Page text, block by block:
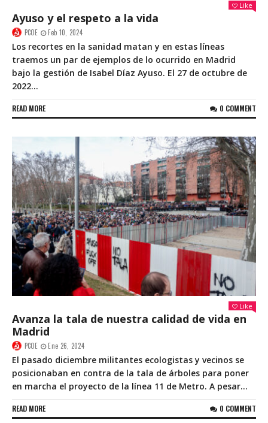
Like
Ayuso y el respeto a la vida
PCOE Feb 10, 2024
Los recortes en la sanidad matan y en estas líneas
traemos un par de ejemplos de lo ocurrido en Madrid
bajo la gestión de Isabel Díaz Ayuso. El 27 de octubre de
2022...
READ MORE 0 COMMENT
Like
Avanza la tala de nuestra calidad de vida en
Madrid
PCOE Ene 26, 2024
El pasado diciembre militantes ecologistas y vecinos se
posicionaban en contra de la tala de árboles para poner
en marcha el proyecto de la línea 11 de Metro. A pesar...
READ MORE 0 COMMENT